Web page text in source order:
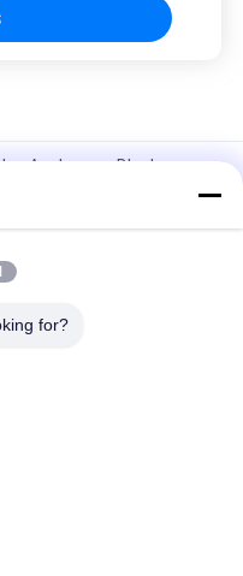
Anchorage Blocks
dan Barrel
Atap Penggilingan
for?